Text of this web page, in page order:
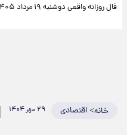
فال روزانه واقعی دوشنبه ۱۹ مرداد ۱۴۰۵
خانه>اقتصادی ۲۹ مهر ۱۴۰۴